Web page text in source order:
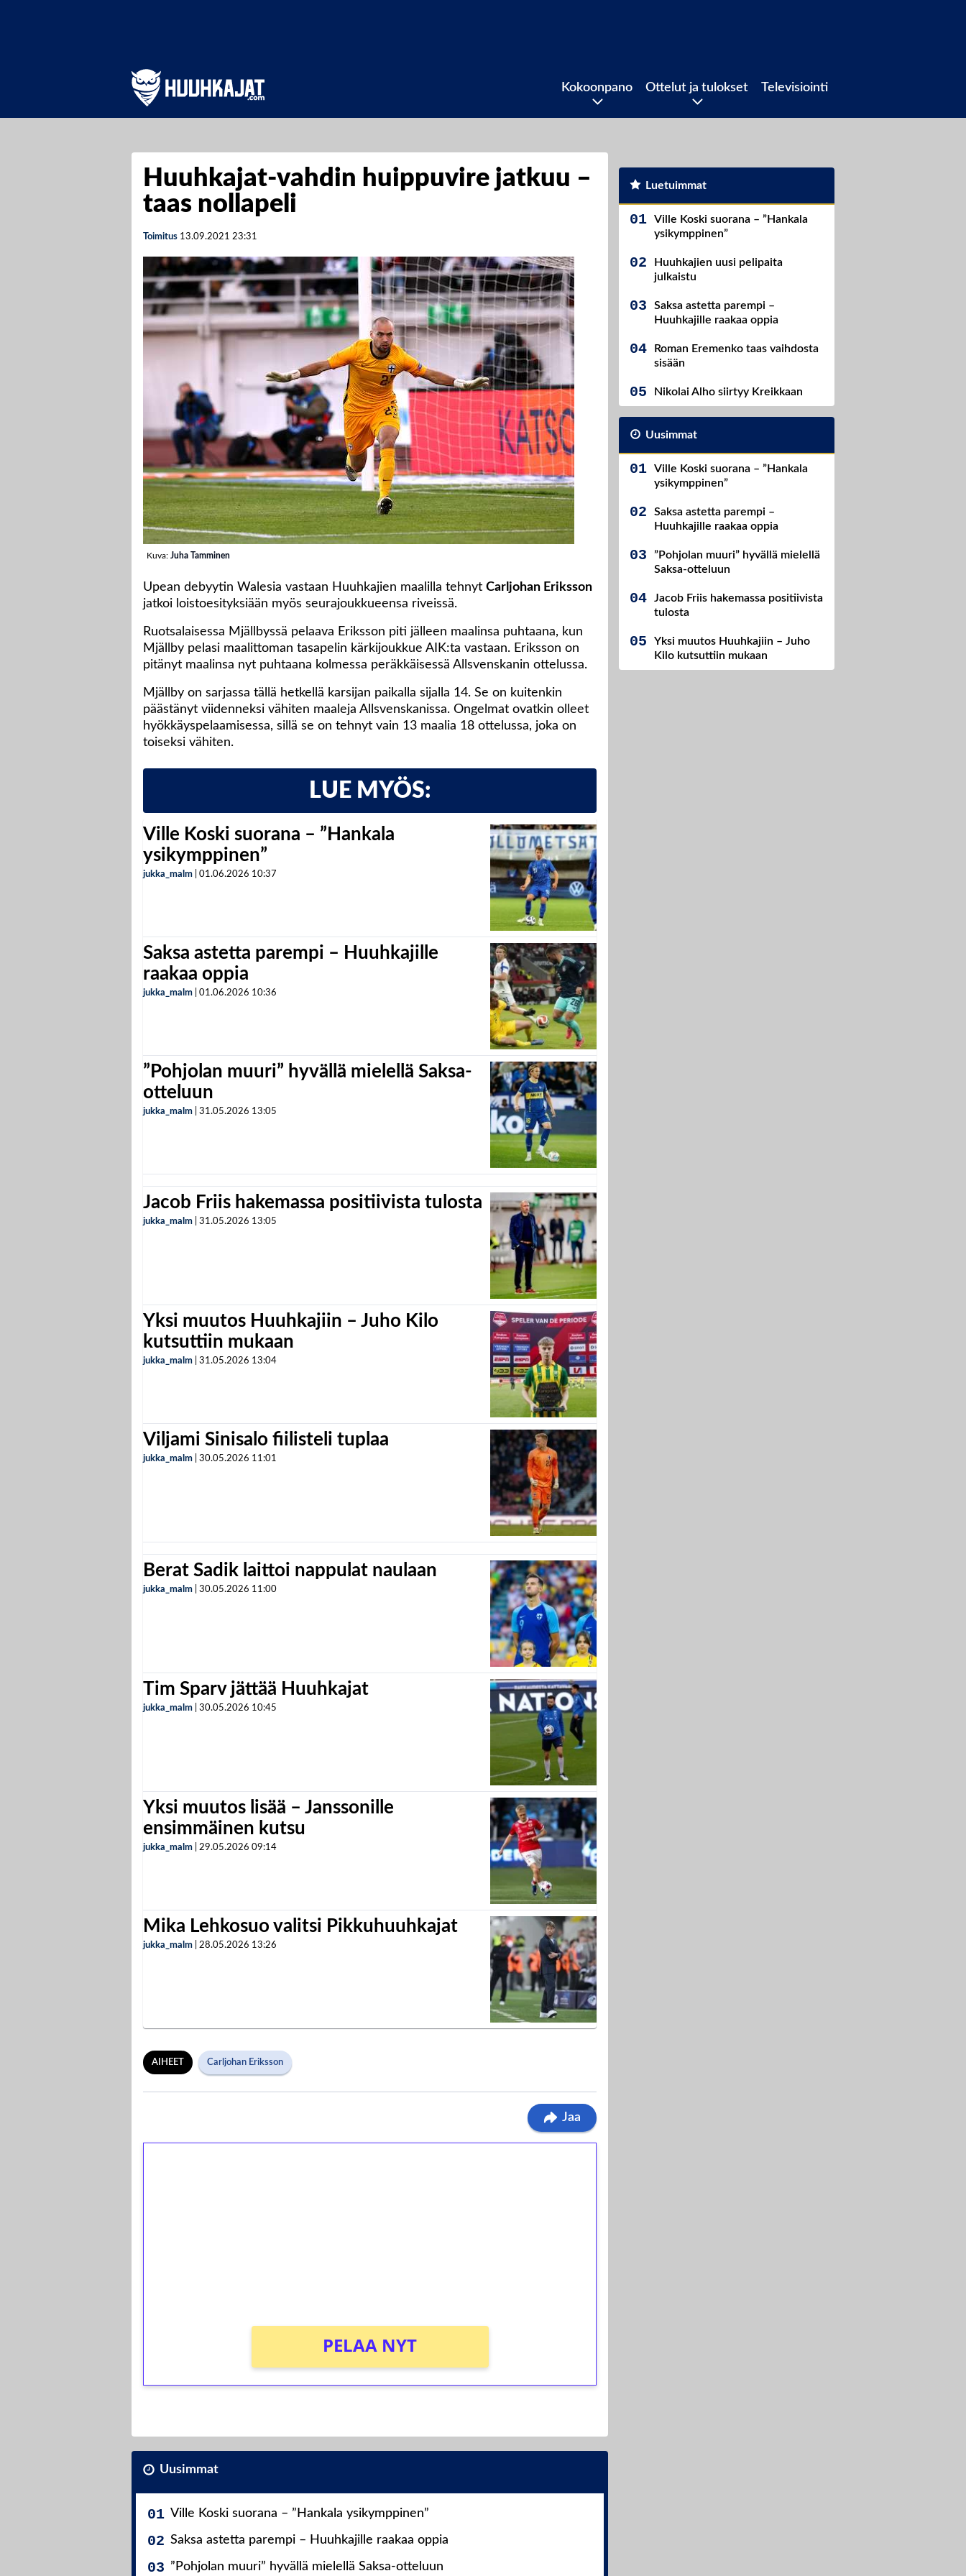
Kokoonpano Ottelut ja tulokset Televisiointi
Huuhkajat-vahdin huippuvire jatkuu –
taas nollapeli
Toimitus 13.09.2021 23:31
Kuva: Juha Tamminen
Upean debyytin Walesia vastaan Huuhkajien maalilla tehnyt Carljohan Eriksson
jatkoi loistoesityksiään myös seurajoukkueensa riveissä.
Ruotsalaisessa Mjällbyssä pelaava Eriksson piti jälleen maalinsa puhtaana, kun
Mjällby pelasi maalittoman tasapelin kärkijoukkue AIK:ta vastaan. Eriksson on
pitänyt maalinsa nyt puhtaana kolmessa peräkkäisessä Allsvenskanin ottelussa.
Mjällby on sarjassa tällä hetkellä karsijan paikalla sijalla 14. Se on kuitenkin
päästänyt viidenneksi vähiten maaleja Allsvenskanissa. Ongelmat ovatkin olleet
hyökkäyspelaamisessa, sillä se on tehnyt vain 13 maalia 18 ottelussa, joka on
toiseksi vähiten.
LUE MYÖS:
Ville Koski suorana – ”Hankala
ysikymppinen”
jukka_malm 01.06.2026 10:37
Saksa astetta parempi – Huuhkajille
raakaa oppia
jukka_malm 01.06.2026 10:36
”Pohjolan muuri” hyvällä mielellä Saksa-
otteluun
jukka_malm 31.05.2026 13:05
Jacob Friis hakemassa positiivista tulosta
jukka_malm 31.05.2026 13:05
Yksi muutos Huuhkajiin – Juho Kilo
kutsuttiin mukaan
jukka_malm 31.05.2026 13:04
Viljami Sinisalo fiilisteli tuplaa
jukka_malm 30.05.2026 11:01
Berat Sadik laittoi nappulat naulaan
jukka_malm 30.05.2026 11:00
Tim Sparv jättää Huuhkajat
jukka_malm 30.05.2026 10:45
Yksi muutos lisää – Janssonille
ensimmäinen kutsu
jukka_malm 29.05.2026 09:14
Mika Lehkosuo valitsi Pikkuhuuhkajat
jukka_malm 28.05.2026 13:26
AIHEET Carljohan Eriksson
Jaa
PELAA NYT
Uusimmat
Ville Koski suorana – ”Hankala ysikymppinen”
Saksa astetta parempi – Huuhkajille raakaa oppia
”Pohjolan muuri” hyvällä mielellä Saksa-otteluun
Luetuimmat
Ville Koski suorana – ”Hankala
ysikymppinen”
Huuhkajien uusi pelipaita
julkaistu
Saksa astetta parempi –
Huuhkajille raakaa oppia
Roman Eremenko taas vaihdosta
sisään
Nikolai Alho siirtyy Kreikkaan
Uusimmat
Ville Koski suorana – ”Hankala
ysikymppinen”
Saksa astetta parempi –
Huuhkajille raakaa oppia
”Pohjolan muuri” hyvällä mielellä
Saksa-otteluun
Jacob Friis hakemassa positiivista
tulosta
Yksi muutos Huuhkajiin – Juho
Kilo kutsuttiin mukaan